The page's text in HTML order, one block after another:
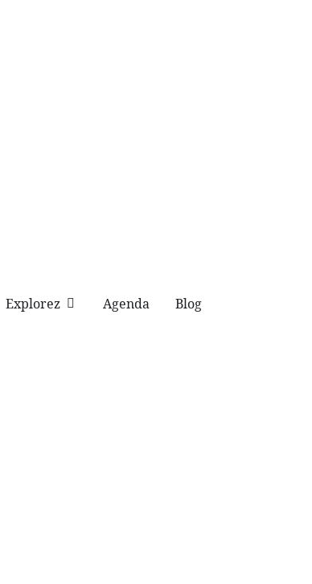
Explorez Agenda Blog